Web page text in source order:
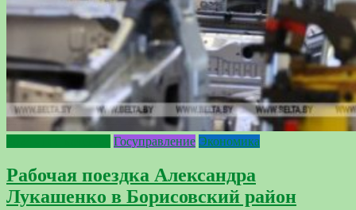
Госуправление Экономика
Рабочая поездка Александра
Лукашенко в Борисовский район